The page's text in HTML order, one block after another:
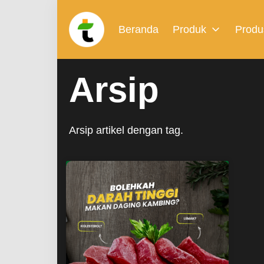
Beranda Produk
Arsip
Arsip artikel dengan tag.